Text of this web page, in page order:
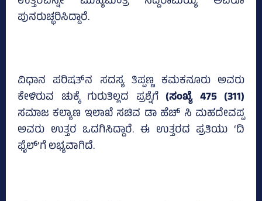
ಪುನರುಚ್ಛರಿಸಿದ್ದಾರೆ.
ವಿಧಾನ ಪರಿಷತ್‌ನ ಸದಸ್ಯ ತಿಪ್ಪಣ್ಣ ಕಮಕನೂರು ಅವರು
ಕೇಳಿರುವ ಚುಕ್ಕೆ ಗುರುತಿಲ್ಲದ ಪ್ರಶ್ನೆಗೆ(ಸಂಖ್ಯೆ 475 (311)
ಸಮಾಜ ಕಲ್ಯಾಣ ಇಲಾಖೆ ಸಚಿವ ಡಾ ಹೆಚ್‌ ಸಿ ಮಹದೇವಪ್ಪ
ಅವರು ಉತ್ತರ ಒದಗಿಸಿದ್ದಾರೆ. ಈ ಉತ್ತರದ ಪ್ರತಿಯು ‘ದಿ
ಫೈಲ್‌’ಗೆ ಲಭ್ಯವಾಗಿದೆ.